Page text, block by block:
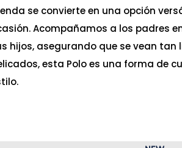
se convierte en una opción
Acompañamos a los padres
hijos, asegurando que se vean tan
esta Polo es una forma de